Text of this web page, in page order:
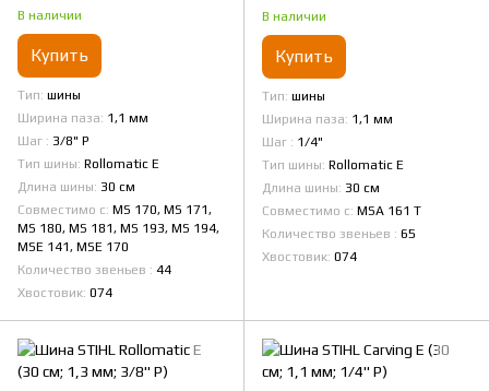
В наличии
Купить
Тип шины
Ширина паза 1,1 мм
Шаг
3/8" Р
Тип шины Rollomatic E
Длина шины 30 см
Совместимо с MS 170, MS 171,
MS 180, MS 181, MS 193, MS 194,
MSE 141, MSE 170
Количество звеньев
44
Хвостовик 074
В наличии
Купить
Тип шины
Ширина паза 1,1 мм
Шаг
1/4"
Тип шины Rollomatic E
Длина шины 30 см
Совместимо с MSA 161 T
Количество звеньев
65
Хвостовик 074